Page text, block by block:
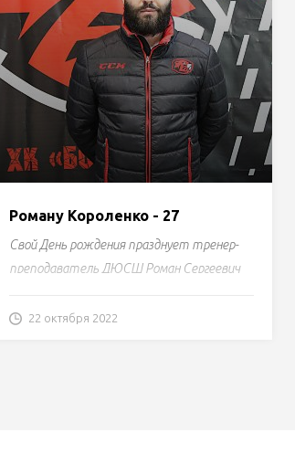
Роману Короленко - 27
Свой День рождения празднует тренер-
преподаватель ДЮСШ Роман Сергеевич
22 октября 2022